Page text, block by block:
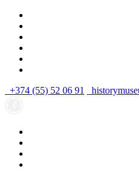
+374 (55) 52 06 91